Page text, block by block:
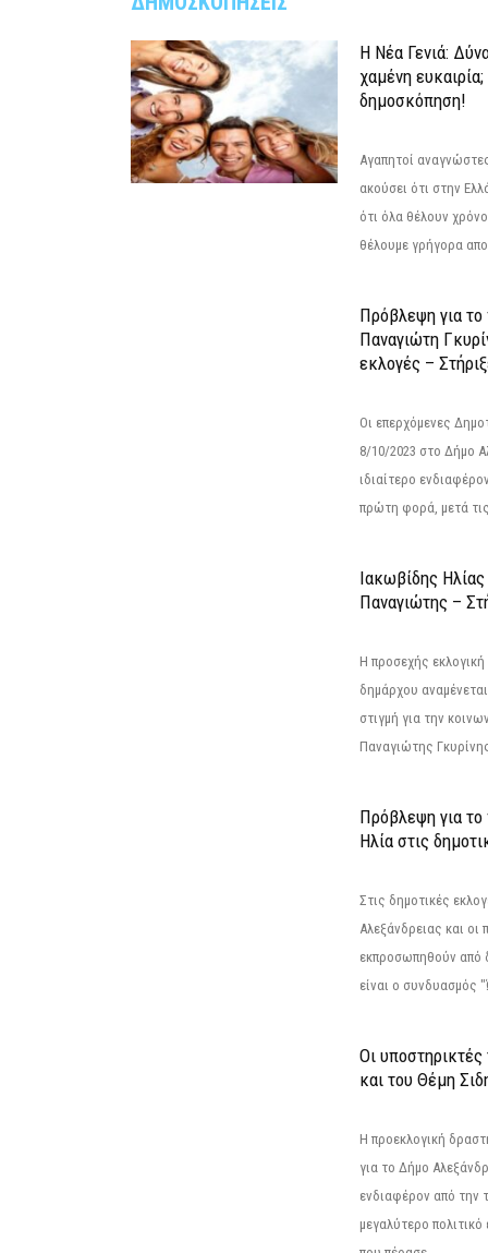
Η Νέα Γενιά:
χαμένη
δημοσκόπηση!
Αγαπητοί
ακούσει ότι στην
ότι όλα θέλουν
θέλουμε γρήγορα
Πρόβλεψη για
Παναγιώτη
εκλογές –
Οι επερχόμενες
8/10/2023 στο Δήμο
ιδιαίτερο
πρώτη φορά, μετά τις
Ιακωβίδης
Παναγιώτης –
Η προσεχής
δημάρχου
στιγμή για την
Παναγιώτης
Πρόβλεψη για
Ηλία στις
Στις δημοτικές
Αλεξάνδρειας και οι
εκπροσωπηθούν από
είναι ο συνδυασμός
Οι
και του Θέμη
Η προεκλογική
για το Δήμο
ενδιαφέρον από την
μεγαλύτερο